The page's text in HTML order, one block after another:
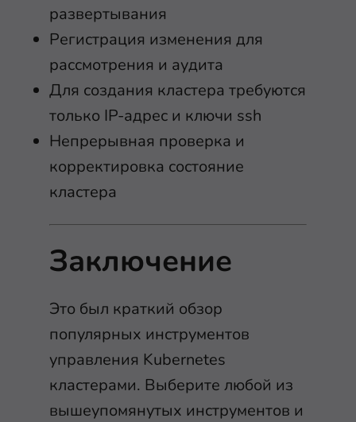
развертывания
Регистрация изменения для
рассмотрения и аудита
Для создания кластера требуются
только IP-адрес и ключи ssh
Непрерывная проверка и
корректировка состояние
кластера
Заключение
Это был краткий обзор
популярных инструментов
управления Kubernetes
кластерами. Выберите любой из
вышеупомянутых инструментов и